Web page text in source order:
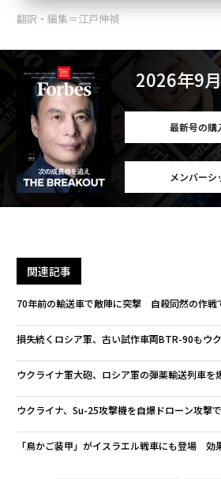
翻訳・編集＝江戸伸禎
2026年9
最新号の購
メンバーシ
関連記事
70年前の輸送車で敵陣に突撃 自殺同然の作戦
損失続くロシア軍、古い試作車両BTR-90もウ
ウクライナ軍大砲、ロシア軍の弾薬輸送列車
ウクライナ、Su-25攻撃機を自爆ドローン攻
「鳥かご装甲」がイスラエル戦車にも登場 効